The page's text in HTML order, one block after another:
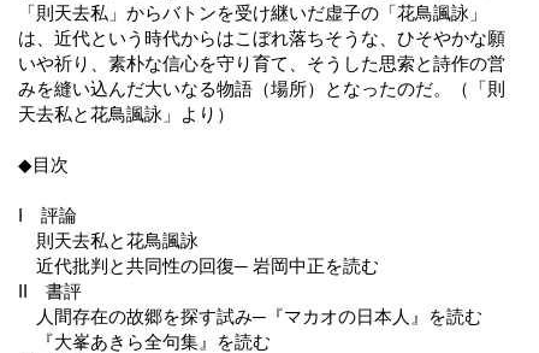
「則天去私」からバトンを受け継いだ虚子の「花鳥諷詠」
は、近代という時代からはこぼれ落ちそうな、ひそやかな願
いや祈り、素朴な信心を守り育て、そうした思索と詩作の営
みを縫い込んだ大いなる物語（場所）となったのだ。（「則
天去私と花鳥諷詠」より）
◆目次
I 評論
則天去私と花鳥諷詠
近代批判と共同性の回復─ 岩岡中正を読む
II 書評
人間存在の故郷を探す試み─『マカオの日本人』を読む
『大峯あきら全句集』を読む